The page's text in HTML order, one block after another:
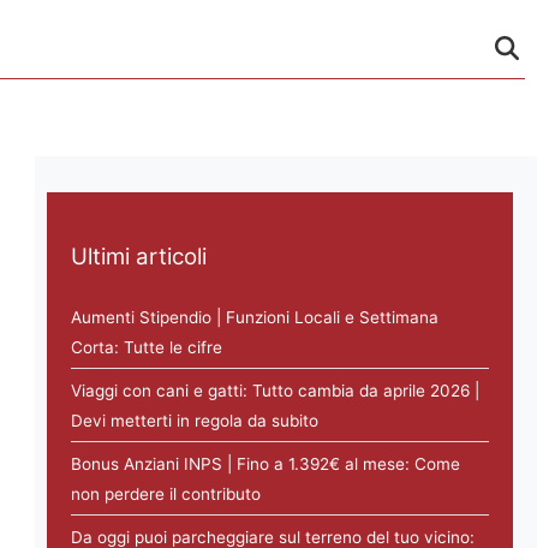
Ultimi articoli
Aumenti Stipendio | Funzioni Locali e Settimana
Corta: Tutte le cifre
Viaggi con cani e gatti: Tutto cambia da aprile 2026 |
Devi metterti in regola da subito
Bonus Anziani INPS | Fino a 1.392€ al mese: Come
non perdere il contributo
Da oggi puoi parcheggiare sul terreno del tuo vicino: